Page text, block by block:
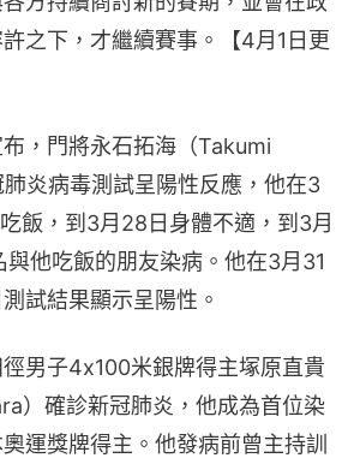
之下，才繼續賽事。【4月1日更
，門將永石拓海（Takumi
炎病毒測試呈陽性反應，他在3
飯，到3月28日身體不適，到3月
他吃飯的朋友染病。他在3月31
試結果顯示呈陽性。
男子4x100米銀牌得主塚原直貴
）確診新冠肺炎，他成為首位染
奧運獎牌得主。他發病前曾主持訓